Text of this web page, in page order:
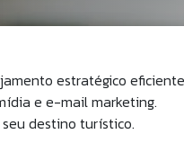
estratégico
e e-mail marketing.
destino turístico.